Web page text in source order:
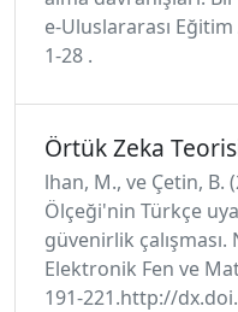
e-Uluslararası
1-28 .
Örtük Zeka
lhan, M., ve Çetin, B.
Ölçeği'nin Türkçe
güvenirlik
Elektronik Fen ve
191-221.http://